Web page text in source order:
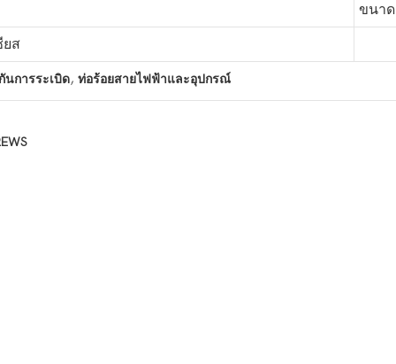
ขนา
ยส
การระเบิด, ท่อร้อยสายไฟฟ้าและอุปกรณ์